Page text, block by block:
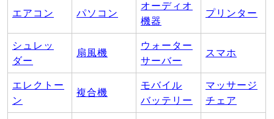
エアコン パソコン
オーディオ
機器
プリンター
シュレッ
ダー
扇風機
ウォーター
サーバー
スマホ
エレクトー
ン
複合機
モバイル
バッテリー
マッサージ
チェア